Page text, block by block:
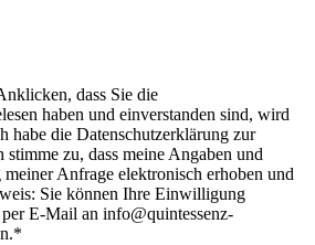
dass Sie die
haben und einverstanden sind, wird
habe die Datenschutzerklärung zur
zu, dass meine Angaben und
Anfrage elektronisch erhoben und
Sie können Ihre Einwilligung
E-Mail an info@quintessenz-
*